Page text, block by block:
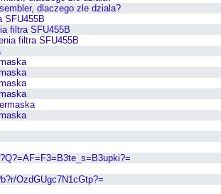
dlaczego zle dziala?
SFU455B
filtra SFU455B
filtra SFU455B
OzdGUgc7N1cGtp?=